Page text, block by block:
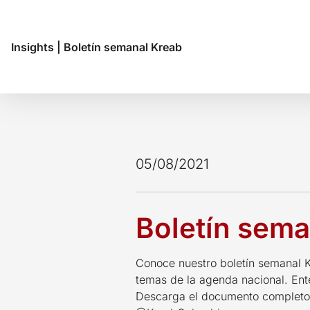
Insights Boletín semanal Kreab
05/08/2021
Boletín
Conoce nuestro boletín
temas de la agenda nacional.
Descarga el documento